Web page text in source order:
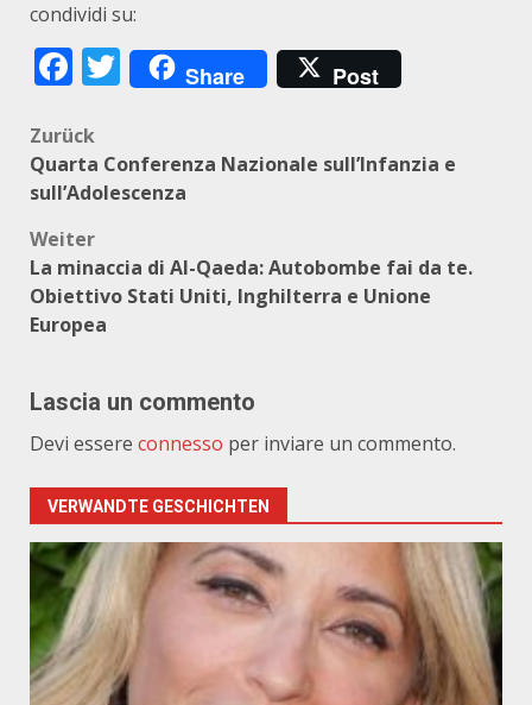
condividi su:
Facebook
Twitter
Share Post
Beitragsnavigation
Zurück
Quarta Conferenza Nazionale sull’Infanzia e
sull’Adolescenza
Weiter
La minaccia di Al-Qaeda: Autobombe fai da te.
Obiettivo Stati Uniti, Inghilterra e Unione
Europea
Lascia un commento
Devi essere connesso per inviare un commento.
VERWANDTE GESCHICHTEN